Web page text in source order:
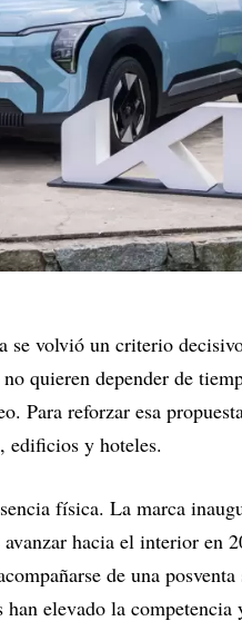
se volvió un criterio
quieren depender de
Para reforzar esa
edificios y hoteles.
física. La marca
hacia el interior en
de una
han elevado la competencia